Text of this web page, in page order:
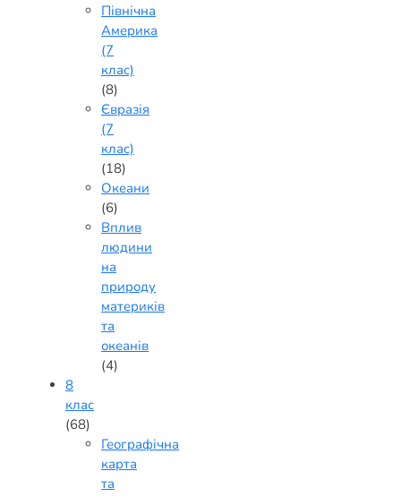
Північна
Америка
(7
клас)
(8)
Євразія
(7
клас)
(18)
Океани
(6)
Вплив
людини
на
природу
материків
та
океанів
(4)
8
клас
(68)
Географічна
карта
та